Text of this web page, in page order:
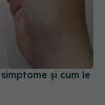
și cum le